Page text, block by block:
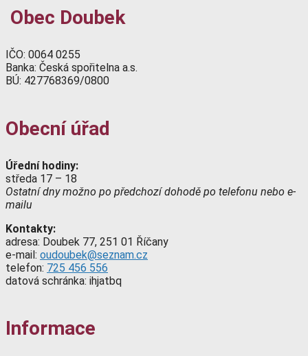
Obec Doubek
IČO: 0064 0255
Banka: Česká spořitelna a.s.
BÚ: 427768369/0800
Obecní úřad
Úřední hodiny:
středa 17 – 18
Ostatní dny možno po předchozí dohodě po telefonu nebo e-
mailu
Kontakty:
adresa: Doubek 77, 251 01 Říčany
e-mail: oudoubek@seznam.cz
telefon: 725 456 556
datová schránka: ihjatbq
Informace